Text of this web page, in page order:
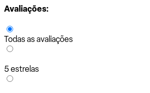
Avaliações:
Todas as avaliações
5 estrelas